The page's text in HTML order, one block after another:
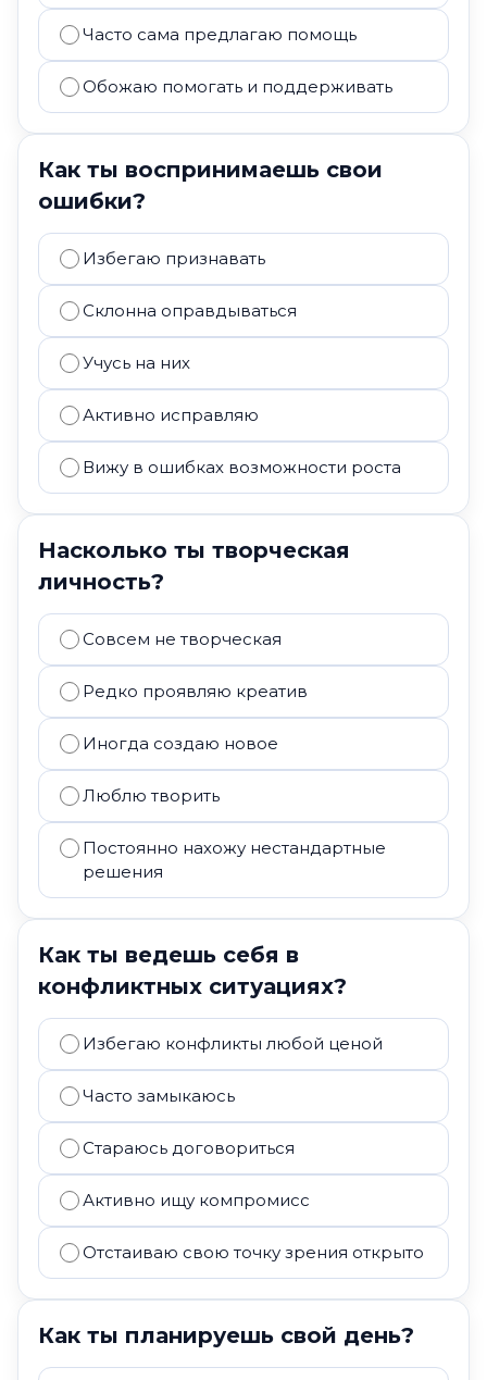
Часто сама предлагаю помощь
Обожаю помогать и поддерживать
Как ты воспринимаешь свои
ошибки?
Избегаю признавать
Склонна оправдываться
Учусь на них
Активно исправляю
Вижу в ошибках возможности роста
Насколько ты творческая
личность?
Совсем не творческая
Редко проявляю креатив
Иногда создаю новое
Люблю творить
Постоянно нахожу нестандартные
решения
Как ты ведешь себя в
конфликтных ситуациях?
Избегаю конфликты любой ценой
Часто замыкаюсь
Стараюсь договориться
Активно ищу компромисс
Отстаиваю свою точку зрения открыто
Как ты планируешь свой день?